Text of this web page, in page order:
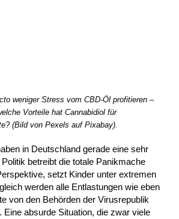
weniger Stress vom CBD-Öl profitieren –
Vorteile hat Cannabidiol für
(Bild von Pexels auf Pixabay).
in Deutschland gerade eine sehr
betreibt die totale Panikmache
setzt Kinder unter extremen
werden alle Entlastungen wie eben
von den Behörden der Virusrepublik
Eine absurde Situation, die zwar viele